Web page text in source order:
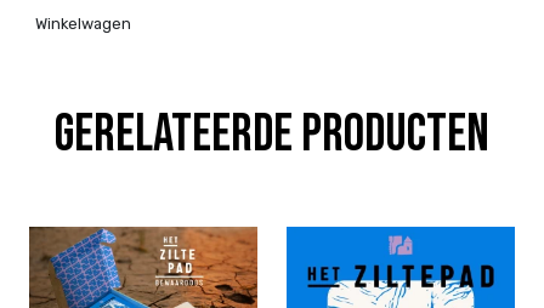
naar alle podcastafleveringen van de 22 kerken.
Winkelwagen
Gerelateerde producten